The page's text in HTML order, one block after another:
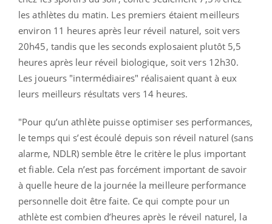
les athlètes du matin. Les premiers étaient meilleurs
environ 11 heures après leur réveil naturel, soit vers
20h45, tandis que les seconds explosaient plutôt 5,5
heures après leur réveil biologique, soit vers 12h30.
Les joueurs "intermédiaires" réalisaient quant à eux
leurs meilleurs résultats vers 14 heures.
"Pour qu’un athlète puisse optimiser ses performances,
le temps qui s’est écoulé depuis son réveil naturel (sans
alarme, NDLR) semble être le critère le plus important
et fiable. Cela n’est pas forcément important de savoir
à quelle heure de la journée la meilleure performance
personnelle doit être faite. Ce qui compte pour un
athlète est combien d’heures après le réveil naturel, la